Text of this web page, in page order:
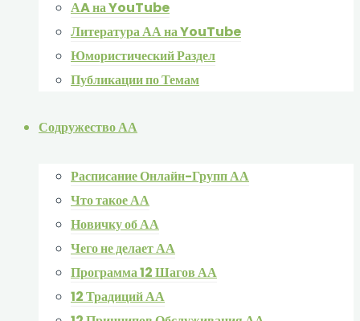
АA на YouTube
Литература АА на YouTube
Юмористический Раздел
Публикации по Темам
Содружество АА
Расписание Онлайн-Групп АА
Что такое АА
Новичку об АА
Чего не делает АА
Программа 12 Шагов АА
12 Традиций АА